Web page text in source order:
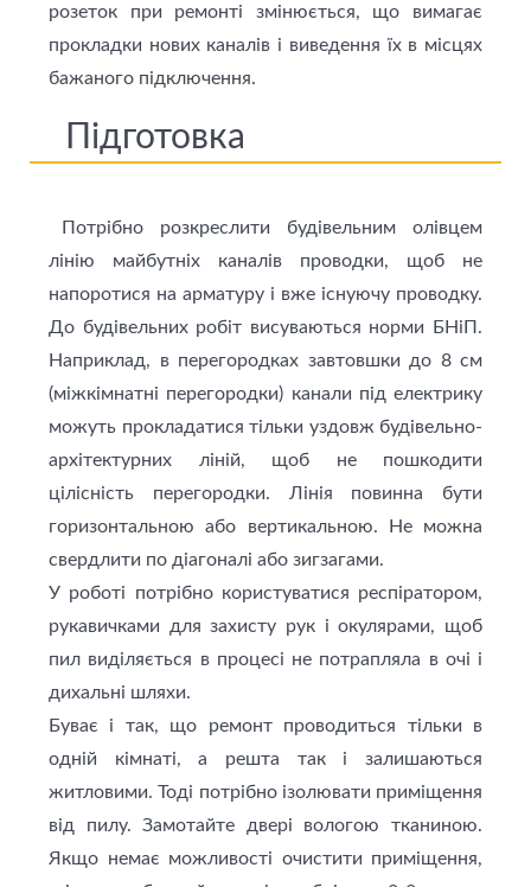
розеток при ремонті змінюється, що вимагає
прокладки нових каналів і виведення їх в місцях
бажаного підключення.
Підготовка
Потрібно розкреслити будівельним олівцем
лінію майбутніх каналів проводки, щоб не
напоротися на арматуру і вже існуючу проводку.
До будівельних робіт висуваються норми БНiП.
Наприклад, в перегородках завтовшки до 8 см
(міжкімнатні перегородки) канали під електрику
можуть прокладатися тільки уздовж будівельно-
архітектурних ліній, щоб не пошкодити
цілісність перегородки. Лінія повинна бути
горизонтальною або вертикальною. Не можна
свердлити по діагоналі або зигзагами.
У роботі потрібно користуватися респіратором,
рукавичками для захисту рук і окулярами, щоб
пил виділяється в процесі не потрапляла в очі і
дихальні шляхи.
Буває і так, що ремонт проводиться тільки в
одній кімнаті, а решта так і залишаються
житловими. Тоді потрібно ізолювати приміщення
від пилу. Замотайте двері вологою тканиною.
Якщо немає можливості очистити приміщення,